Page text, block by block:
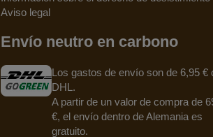
Aviso legal
Envío neutro en carbono
Los gastos de envío son de 6,95 €
DHL.
A partir de un valor de compra de
€, el envío dentro de Alemania es
gratuito.